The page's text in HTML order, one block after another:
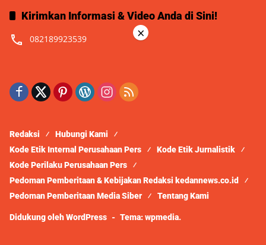
Kirimkan Informasi & Video Anda di Sini!
082189923539
Redaksi
Hubungi Kami
Kode Etik Internal Perusahaan Pers
Kode Etik Jurnalistik
Kode Perilaku Perusahaan Pers
Pedoman Pemberitaan & Kebijakan Redaksi kedannews.co.id
Pedoman Pemberitaan Media Siber
Tentang Kami
Didukung oleh WordPress - Tema: wpmedia.
×